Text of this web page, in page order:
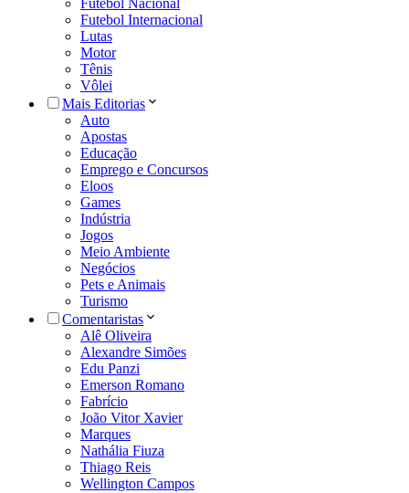
Futebol Nacional
Futebol Internacional
Lutas
Motor
Tênis
Vôlei
Mais Editorias
Auto
Apostas
Educação
Emprego e Concursos
Eloos
Games
Indústria
Jogos
Meio Ambiente
Negócios
Pets e Animais
Turismo
Comentaristas
Alê Oliveira
Alexandre Simões
Edu Panzi
Emerson Romano
Fabrício
João Vitor Xavier
Marques
Nathália Fiuza
Thiago Reis
Wellington Campos